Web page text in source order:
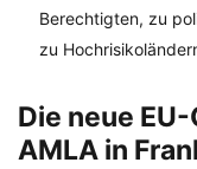
Berechtigten, zu
zu
Die neue
AMLA in